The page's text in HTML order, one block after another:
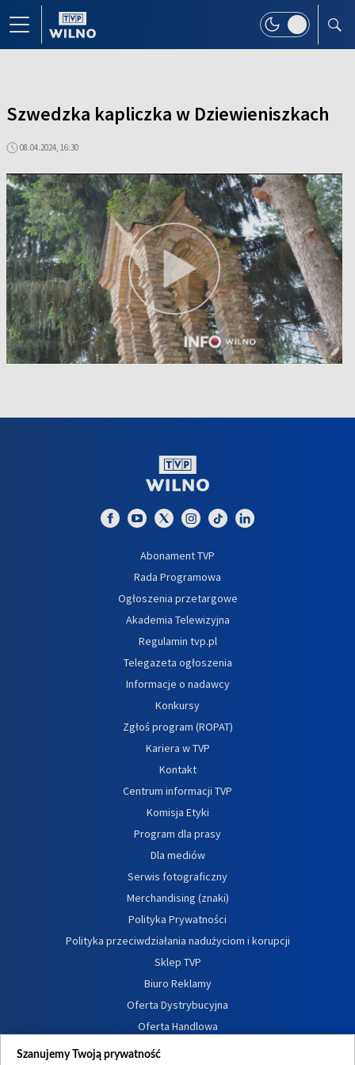
Szwedzka kapliczka w Dziewieniszkach
08.04.2024, 16:30
Abonament TVP
Rada Programowa
Ogłoszenia przetargowe
Akademia Telewizyjna
Regulamin tvp.pl
Telegazeta ogłoszenia
Informacje o nadawcy
Konkursy
Zgłoś program (ROPAT)
Kariera w TVP
Kontakt
Centrum informacji TVP
Komisja Etyki
Program dla prasy
Dla mediów
Serwis fotograficzny
Merchandising (znaki)
Polityka Prywatności
Polityka przeciwdziałania nadużyciom i korupcji
Sklep TVP
Biuro Reklamy
Oferta Dystrybucyjna
Oferta Handlowa
Dostępność
Szanujemy Twoją prywatność